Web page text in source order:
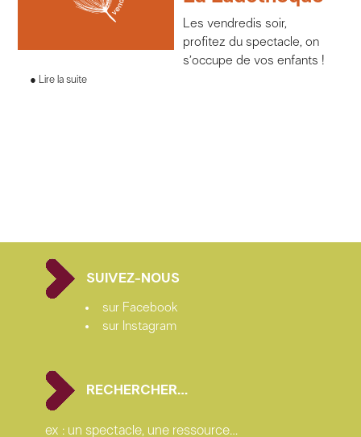
Les vendredis soir,
profitez du spectacle, on
s’occupe de vos enfants !
Lire la suite
SUIVEZ-NOUS
sur Facebook
sur Instagram
RECHERCHER…